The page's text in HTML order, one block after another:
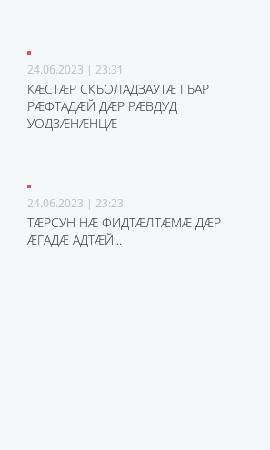
24.06.2023 | 23:31
КÆСТÆР СКЪОЛАДЗАУТÆ ГЪАР
РÆФТАДÆЙ ДÆР РÆВДУД
УОДЗÆНÆНЦÆ
24.06.2023 | 23:23
ТÆРСУН НÆ ФИДТÆЛТÆМÆ ДÆР
ÆГАДÆ АДТÆЙ!..